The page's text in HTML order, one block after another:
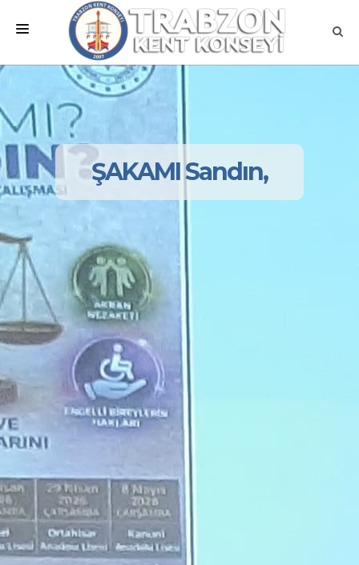
ANA SAYFA
KURUMSAL
MEVZUATLAR
MECLİSLER
İLETİŞİM
ŞAKAMI Sandın,